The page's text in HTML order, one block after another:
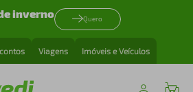
inverno Quero
Viagens Imóveis e Veículos